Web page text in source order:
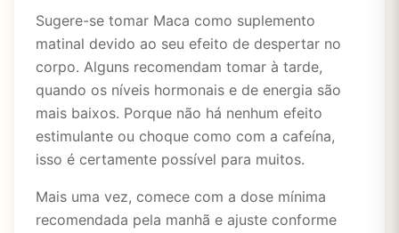
Sugere-se tomar Maca como suplemento
matinal devido ao seu efeito de despertar no
corpo. Alguns recomendam tomar à tarde,
quando os níveis hormonais e de energia são
mais baixos. Porque não há nenhum efeito
estimulante ou choque como com a cafeína,
isso é certamente possível para muitos.
Mais uma vez, comece com a dose mínima
recomendada pela manhã e ajuste conforme